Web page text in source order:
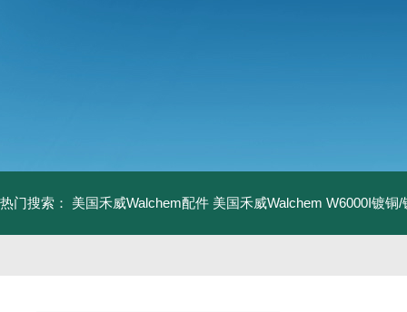
热门搜索： 美国禾威Walchem配件 美国禾威Walchem W6000I镀铜